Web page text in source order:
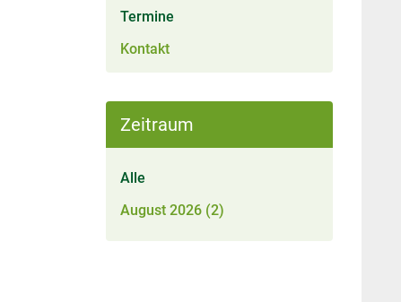
Termine
Kontakt
Zeitraum
Alle
August 2026 (2)